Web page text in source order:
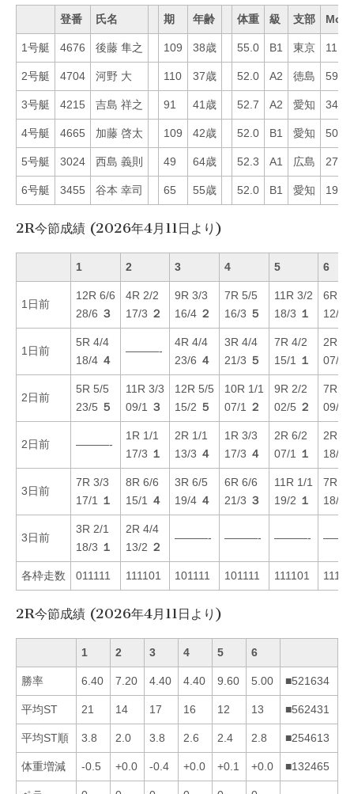
登番 氏名 期 年齢 体重 級 支部 Mo
1号艇 4676 後藤 隼之 109 38歳 55.0 B1 東京 11
2号艇 4704 河野 大 110 37歳 52.0 A2 徳島 59
3号艇 4215 吉島 祥之 91 41歳 52.7 A2 愛知 34
4号艇 4665 加藤 啓太 109 42歳 52.0 B1 愛知 50
5号艇 3024 西島 義則 49 64歳 52.3 A1 広島 27
6号艇 3455 谷本 幸司 65 55歳 52.0 B1 愛知 19
2R今節成績 (2026年4月11日より)
1 2 3 4 5 6
1日前
12R 6/6
28/6 ３
4R 2/2
17/3 ２
9R 3/3
16/4 ２
7R 5/5
16/3 ５
11R 3/2
18/3 １
6R 1/
12/3
1日前
5R 4/4
18/4 ４
———-
4R 4/4
23/6 ４
3R 4/4
21/3 ５
7R 4/2
15/1
１
2R 3/
07/1
2日前
5R 5/5
23/5 ５
11R 3/3
09/1
３
12R 5/5
15/2 ５
10R 1/1
07/1
２
9R 2/2
02/5 ２
7R 5/
09/2
2日前 ———-
1R 1/1
17/3 １
2R 1/1
13/3 ４
1R 3/3
17/3 ４
2R 6/2
07/1
１
2R 2/
18/6
3日前
7R 3/3
17/1
１
8R 6/6
15/1
４
3R 6/5
19/4 ４
6R 6/6
21/3 ３
11R 1/1
19/2 １
7R 4/
18/2
3日前
3R 2/1
18/3 １
2R 4/4
13/2 ２
———- ———- ———-
各枠走数 011111 111101 101111 101111 111101
2R今節成績 (2026年4月11日より)
1 2 3 4 5 6
勝率 6.40 7.20 4.40 4.40 9.60 5.00 ■521634
平均ST 21 14 17 16 12 13 ■562431
平均ST順 3.8 2.0 3.8 2.6 2.4 2.8 ■254613
体重増減 -0.5 +0.0 -0.4 +0.0 +0.1 +0.0 ■132465